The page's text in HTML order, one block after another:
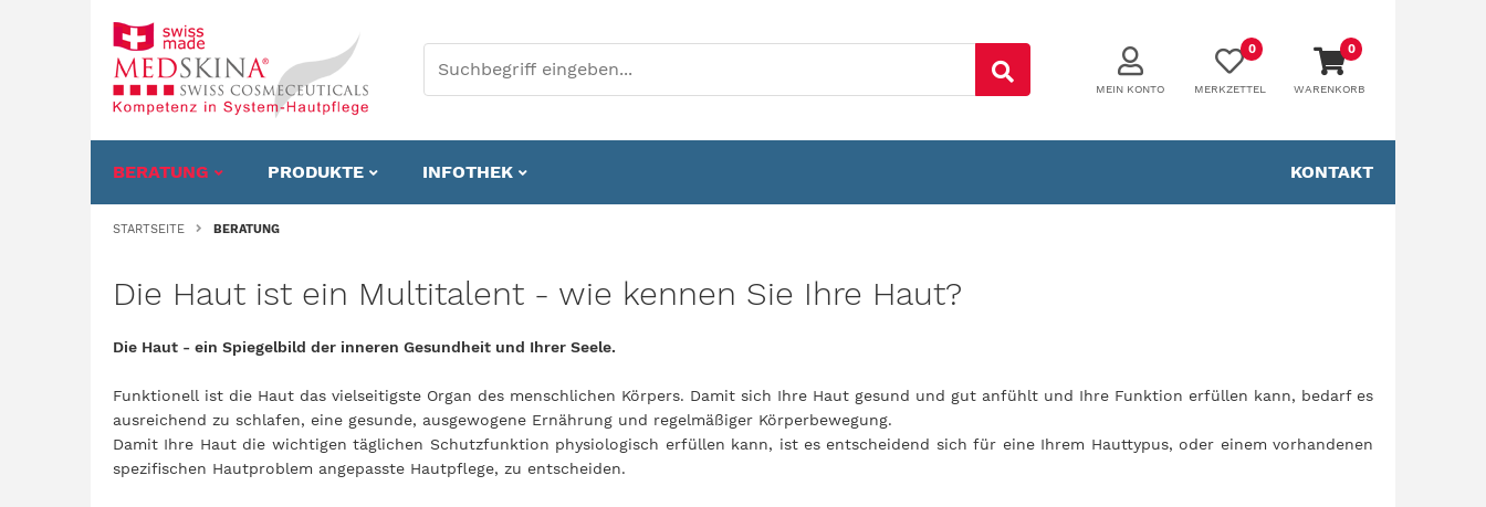
MEIN KONTO
0
MERKZETTEL
0
WARENKORB
BERATUNG PRODUKTE INFOTHEK KONTAKT
STARTSEITE BERATUNG
Die Haut ist ein Multitalent - wie kennen Sie Ihre Haut?
Die Haut - ein Spiegelbild der inneren Gesundheit und Ihrer Seele.
Funktionell ist die Haut das vielseitigste Organ des menschlichen Körpers. Damit sich Ihre Haut gesund und gut anfühlt und Ihre Funktion erfüllen kann, bedarf es
ausreichend zu schlafen, eine gesunde, ausgewogene Ernährung und regelmäßiger Körperbewegung.
Damit Ihre Haut die wichtigen täglichen Schutzfunktion physiologisch erfüllen kann, ist es entscheidend sich für eine Ihrem Hauttypus, oder einem vorhandenen
spezifischen Hautproblem angepasste Hautpflege, zu entscheiden.